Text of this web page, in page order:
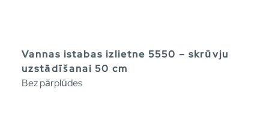
Vannas istabas izlietne 5550 – skrūvju
uzstādīšanai 50 cm
Bez pārplūdes